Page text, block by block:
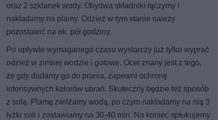
oraz 2 szklanek wody. Obydwa składniki łączymy i
nakładamy na plamy. Odzież w tym stanie należy
pozostawić na ok. pół godziny.
Po upływie wymaganego czasu wystarczy już tylko wyprać
odzież w zimnej wodzie i gotowe. Ocet znany jest z tego,
że gdy dodamy go do prania, zapewni ochronę
intensywnych kolorów ubrań. Skuteczny będzie też sposób
z solą. Plamę zwilżamy wodą, po czym nakładamy na nią 3
łyżki soli i zostawiamy na 30-40 min. Na koniec spłukujemy